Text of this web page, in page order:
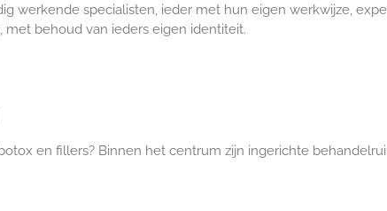
werkende specialisten, ieder met hun eigen werkwijze,
behoud van ieders eigen identiteit.
en fillers? Binnen het centrum zijn ingerichte